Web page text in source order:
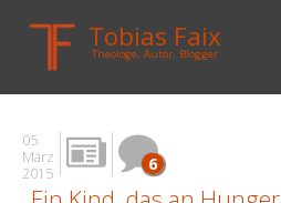
Tobias Faix
Theologe, Autor, Blogger
HOME
BLOG
BIOGRAPHIE
05
März
2015
6